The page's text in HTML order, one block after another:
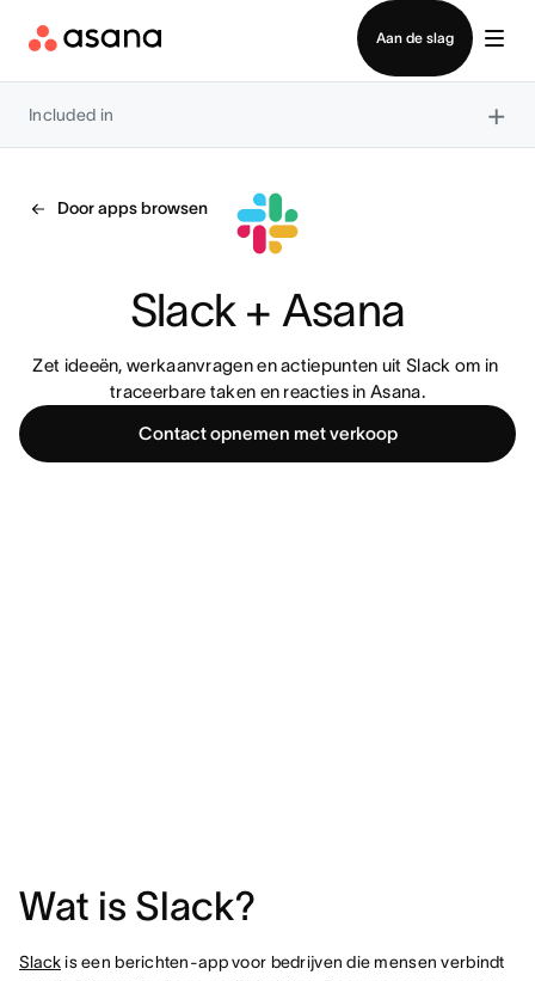
Aan de slag
Contact opnemen met verkoop
Included in ×
Door apps browsen
Slack + Asana
Zet ideeën, werkaanvragen en actiepunten uit Slack om in
traceerbare taken en reacties in Asana.
Contact opnemen met verkoop
Wat is Slack?
Slackis een berichten-app voor bedrijven die mensen verbindt